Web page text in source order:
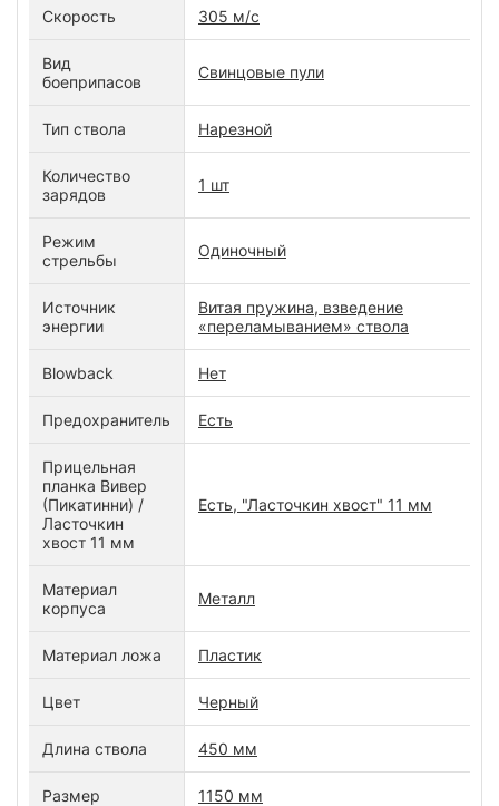
Скорость 305 м/с
Вид
боеприпасов
Свинцовые пули
Тип ствола Нарезной
Количество
зарядов
1 шт
Режим
стрельбы
Одиночный
Источник
энергии
Витая пружина, взведение
«переламыванием» ствола
Blowback Нет
Предохранитель Есть
Прицельная
планка Вивер
(Пикатинни) /
Ласточкин
хвост 11 мм
Есть, "Ласточкин хвост" 11 мм
Материал
корпуса
Металл
Материал ложа Пластик
Цвет Черный
Длина ствола 450 мм
Размер 1150 мм